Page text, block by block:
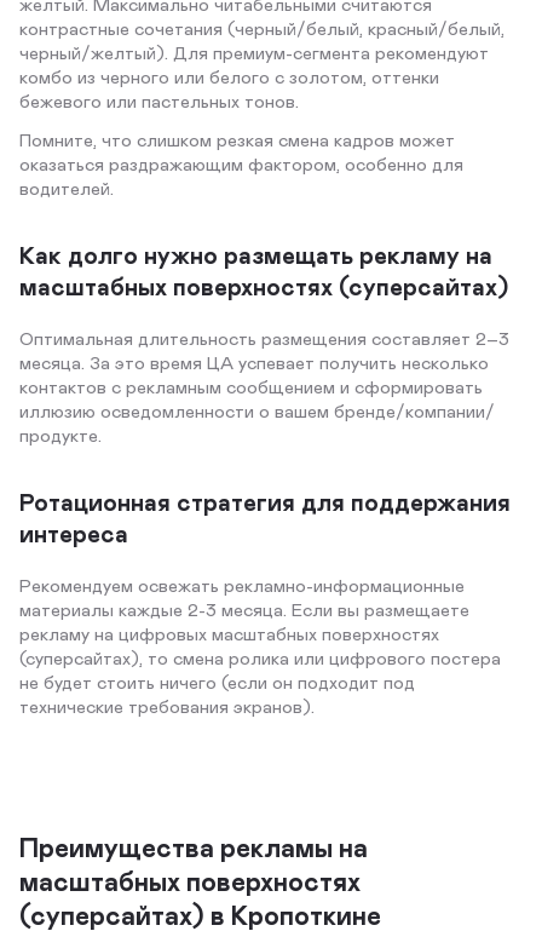
контрастные сочетания (черный/белый, красный/белый,
черный/желтый). Для премиум-сегмента рекомендуют
комбо из черного или белого с золотом, оттенки
бежевого или пастельных тонов.
Помните, что слишком резкая смена кадров может
оказаться раздражающим фактором, особенно для
водителей.
Как долго нужно размещать рекламу на
масштабных поверхностях (суперсайтах)
Оптимальная длительность размещения составляет 2–3
месяца. За это время ЦА успевает получить несколько
контактов с рекламным сообщением и сформировать
иллюзию осведомленности о вашем бренде/компании/
продукте.
Ротационная стратегия для поддержания
интереса
Рекомендуем освежать рекламно-информационные
материалы каждые 2-3 месяца. Если вы размещаете
рекламу на цифровых масштабных поверхностях
(суперсайтах), то смена ролика или цифрового постера
не будет стоить ничего (если он подходит под
технические требования экранов).
Преимущества рекламы на
масштабных поверхностях
(суперсайтах) в Кропоткине